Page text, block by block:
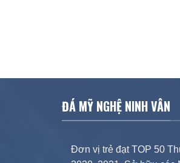
ĐÁ MỸ NGHỆ NINH VÂN
Đơn vị trẻ đạt TOP 50